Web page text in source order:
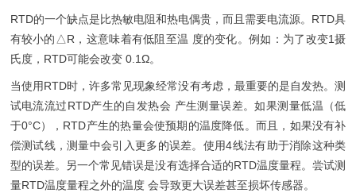
RTD的一个缺点是比热敏电阻和热电偶贵，而且需要电流源。RTD具
有较小的△R，这意味着有低阻至温 度的变化。例如：为了改变1摄
氏度，RTD可能会改变 0.1Ω。
当使用RTD时，许多常见现象经常没有考虑，最重要的是自发热。测
试电流流过RTD产生的自发热会 产生测量误差。如果测量低温（低
于0°C），RTD产生的热量会使预期的温度降低。而且，如果没有补
偿测试线，测量中会引入更多的误差。使用4线法有助于消除这种类
型的误差。另一个常见错误是没有选择合适的RTD温度量程。尝试测
量RTD温度量程之外的温度 会导致更大误差甚至损坏传感器。